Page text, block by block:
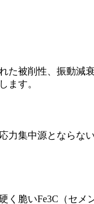
た被削性、振動減
ます。
力集中源とならな
脆いFe3C（セメ